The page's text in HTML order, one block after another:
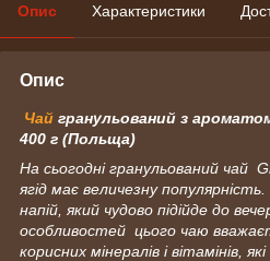
Опис Характеристики
Опис
Чай гранульований з
400 г (Польща)
На сьогодні гранульований чай
ягід має величезну
напій, який чудово підійде до
особливостей цього чаю
корисних мінералів і вітамінів,